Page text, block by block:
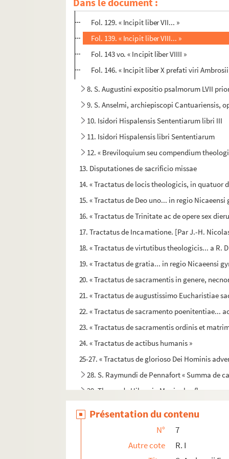
Fol. 75. « Incipit liber VI... »
Fol. 129. « Incipit liber VII... »
Fol. 139. « Incipit liber VIII... »
Fol. 143 vo. « Incipit liber VIIII »
Fol. 146. « Incipit liber X prefati viri
8. S. Augustini expositio psalmorum LVII
9. S. Anselmi, archiepiscopi Cantuariensis,
10. Isidori Hispalensis Sententiarum libri III
11. Isidori Hispalensis libri Sententiarum
12. « Breviloquium seu compendium
13. Disputationes de sacrificio missae
14. « Tractatus de locis theologicis, in
15. « Tractatus de Deo uno... in regio
16. « Tractatus de Trinitate ac de opere sex
17. Tractatus de Incarnatione. [Par J.-H.
18. « Tractatus de virtutibus theologicis... a R.
19. « Tractatus de gratia... in regio Nicaeensi
20. « Tractatus de sacramentis in genere,
21. « Tractatus de augustissimo Eucharistiae
22. « Tractatus de sacramento poenitentiae...
23. « Tractatus de sacramentis ordinis et
24. « Tractatus de actibus humanis »
25-27. « Tractatus de glorioso Dei Hominis
28. S. Raymundi de Pennafort « Summa de
29. Thome de Hibernia Manipulus florum
31. Sermons pour tout un Carême
Présentation du contenu
N°
7
Autre cote
R. I